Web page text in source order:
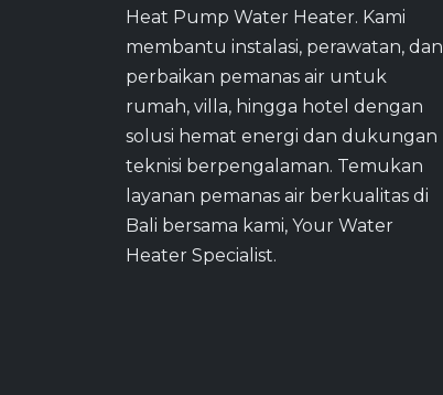
Heat Pump Water Heater. Kami
membantu instalasi, perawatan, dan
perbaikan pemanas air untuk
rumah, villa, hingga hotel dengan
solusi hemat energi dan dukungan
teknisi berpengalaman. Temukan
layanan pemanas air berkualitas di
Bali bersama kami, Your Water
Heater Specialist.